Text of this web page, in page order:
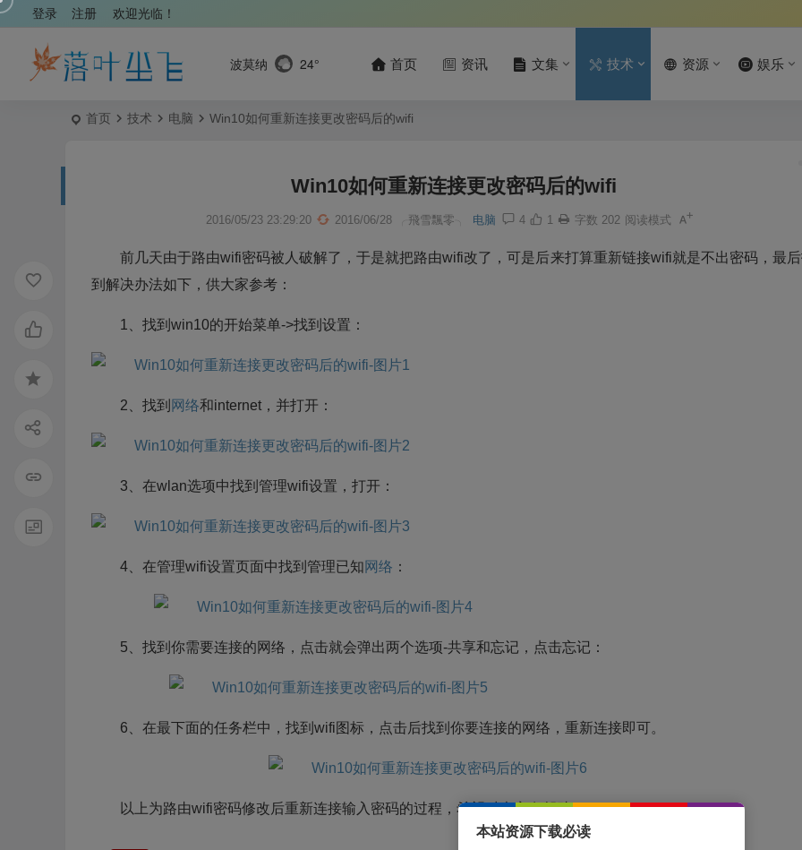
欢迎光临！
登录 注册
波莫纳 24° 首页 资讯 文集 技术 资源 娱乐
首页 技术 电脑 Win10如何重新连接更改密码后的wifi
Win10如何重新连接更改密码后的wifi
2016/05/23 23:29:20 2016/06/28 ╭飛雪飄零╮ 电脑 4 1 字数 202 阅读模式
前几天由于路由wifi密码被人破解了，于是就把路由wifi改了，可是后来打算重新链接wifi就是不出密码，最
到解决办法如下，供大家参考：
1、找到win10的开始菜单->找到设置：
2、找到 网络和internet，并打开：
3、在wlan选项中找到管理wifi设置，打开：
4、在管理wifi设置页面中找到管理已知 网络 ：
5、找到你需要连接的网络，点击就会弹出两个选项-共享和忘记，点击忘记：
6、在最下面的任务栏中，找到wifi图标，点击后找到你要连接的网络，重新连接即可。
以上为路由wifi密码修改后重新连接输入密码的过程，希望对大家有帮助。
本站资源下载必读